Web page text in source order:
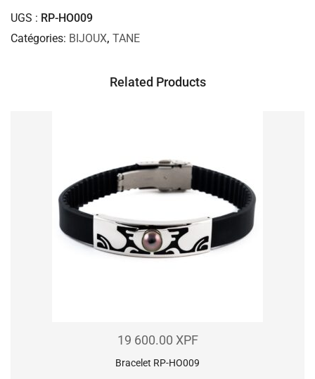
UGS
RP-HO009
Catégories BIJOUX, TANE
Related Products
Bracelet RP-HO009
19 600.00 XPF